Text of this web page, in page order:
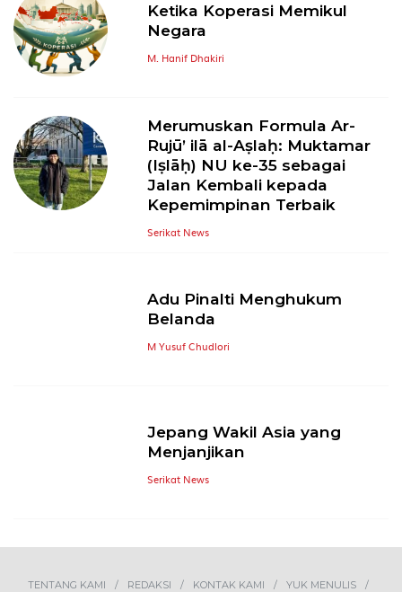
Ketika Koperasi Memikul
Negara
M. Hanif Dhakiri
Merumuskan Formula Ar-
Rujū’ ilā al-Aṣlaḥ: Muktamar
(Iṣlāḥ) NU ke-35 sebagai
Jalan Kembali kepada
Kepemimpinan Terbaik
Serikat News
Adu Pinalti Menghukum
Belanda
M Yusuf Chudlori
Jepang Wakil Asia yang
Menjanjikan
Serikat News
TENTANG KAMI REDAKSI KONTAK KAMI
YUK MENULIS